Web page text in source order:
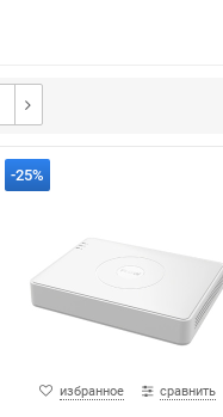
-25%
избранное сравнить